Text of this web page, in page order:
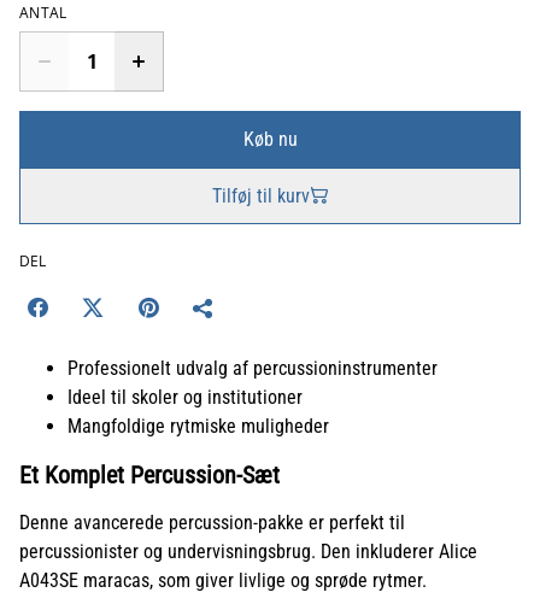
ANTAL
Køb nu
Tilføj til kurv
DEL
Professionelt udvalg af percussioninstrumenter
Ideel til skoler og institutioner
Mangfoldige rytmiske muligheder
Et Komplet Percussion-Sæt
Denne avancerede percussion-pakke er perfekt til
percussionister og undervisningsbrug. Den inkluderer Alice
A043SE maracas, som giver livlige og sprøde rytmer.